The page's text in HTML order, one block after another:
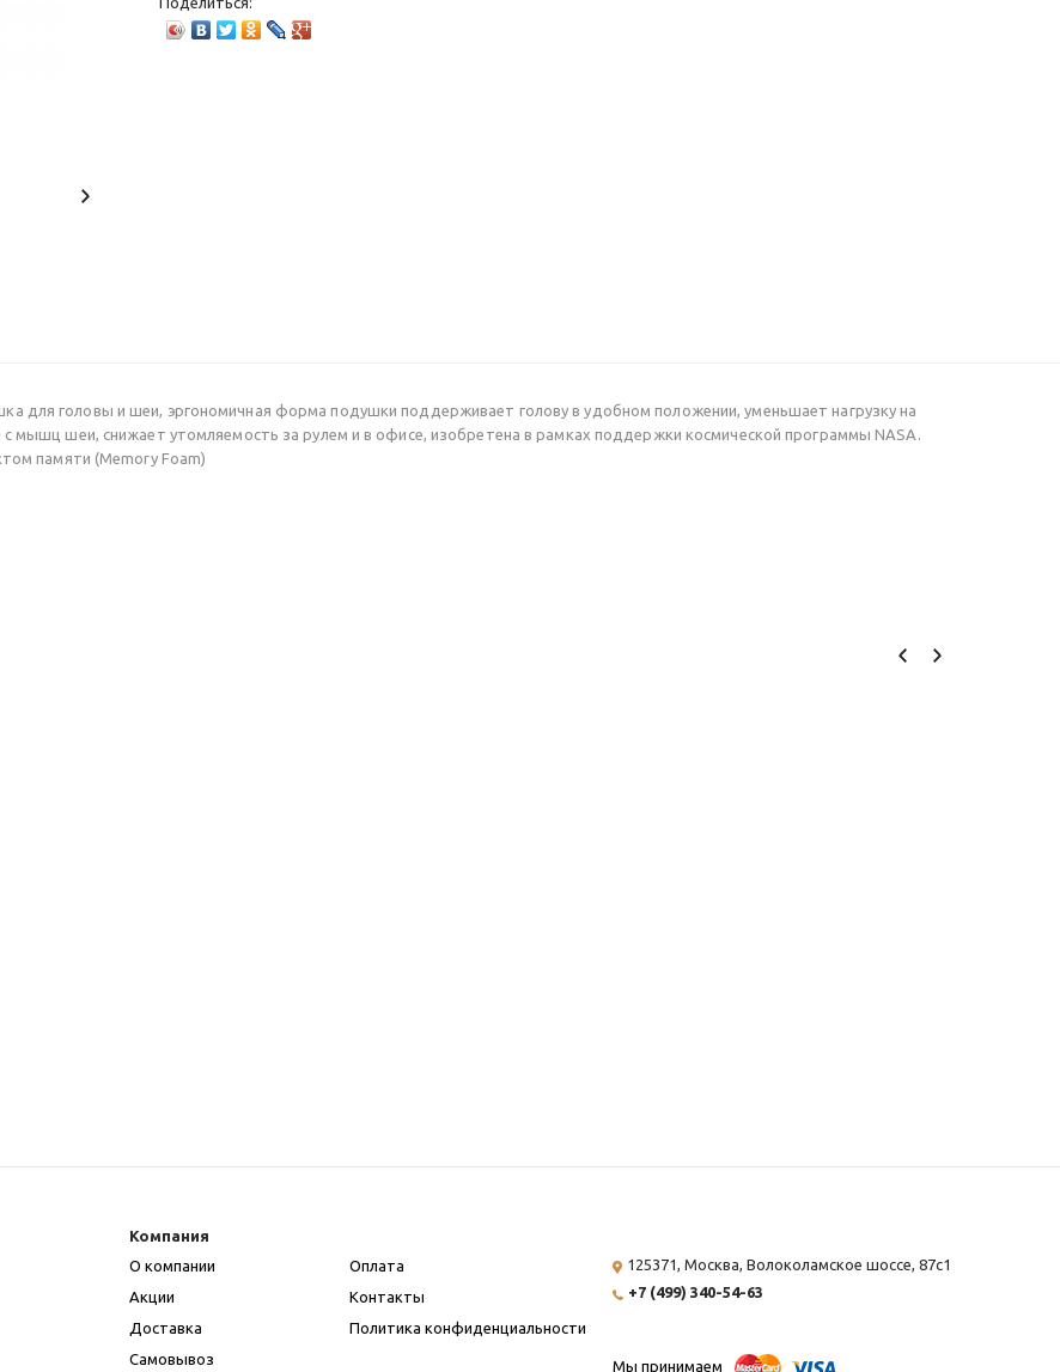
для головы и шеи, эргономичная форма подушки поддерживает голову в удобном положении, уменьшает нагрузку на
мышц шеи, снижает утомляемость за рулем и в офисе, изобретена в рамках поддержки космической программы NASA.
памяти (Memory Foam)
Компания
О компании
Акции
Доставка
Самовывоз
Оплата
Контакты
Политика конфиденциальности
125371, Москва, Волоколамское шоссе, 87с1
+7 (499) 340-54-63
Мы принимаем